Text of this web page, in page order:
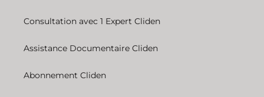
Consultation avec 1 Expert Cliden
Assistance Documentaire Cliden
Abonnement Cliden